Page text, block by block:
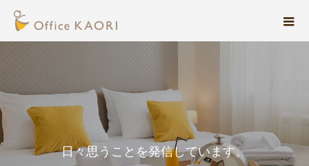
日々思 う こ と を発信してい ます。